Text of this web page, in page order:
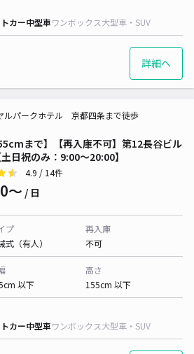
カー中型車ワンボックス大型車・SUV
詳細へ
まで】【再入庫不可】第12長谷ビル
日祝のみ：9:00～20:00】
パークホテル 京都四条まで徒歩
4.9 / 14件
〜 / 日
プ
式（有人）
再入庫
不可
以下
高さ
155cm 以下
カー中型車ワンボックス大型車・SUV